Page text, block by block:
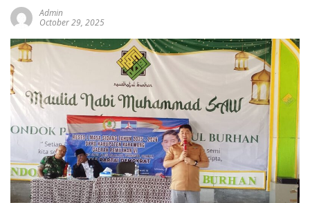
Admin
October 29, 2025